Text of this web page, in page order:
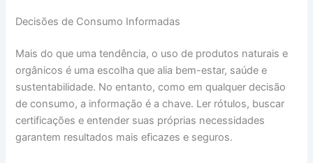
Decisões de Consumo Informadas
Mais do que uma tendência, o uso de produtos naturais e
orgânicos é uma escolha que alia bem-estar, saúde e
sustentabilidade. No entanto, como em qualquer decisão
de consumo, a informação é a chave. Ler rótulos, buscar
certificações e entender suas próprias necessidades
garantem resultados mais eficazes e seguros.